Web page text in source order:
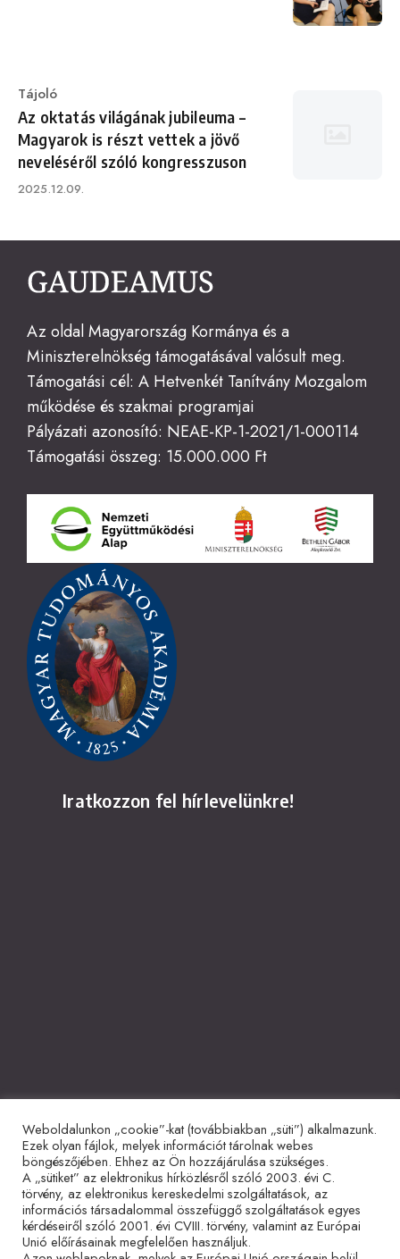
Category
Tájoló
Az oktatás világának jubileuma –
Magyarok is részt vettek a jövő
neveléséről szóló kongresszuson
Published
2025.12.09.
Az oldal Magyarország Kormánya és a
Miniszterelnökség támogatásával valósult meg.
Támogatási cél: A Hetvenkét Tanítvány Mozgalom
működése és szakmai programjai
Pályázati azonosító: NEAE-KP-1-2021/1-000114
Támogatási összeg: 15.000.000 Ft
Iratkozzon fel hírlevelünkre!
Együttműködő partnerek
Weboldalunkon „cookie”-kat (továbbiakban „süti”) alkalmazunk.
Ezek olyan fájlok, melyek információt tárolnak webes
böngészőjében. Ehhez az Ön hozzájárulása szükséges.
A „sütiket” az elektronikus hírközlésről szóló 2003. évi C.
törvény, az elektronikus kereskedelmi szolgáltatások, az
információs társadalommal összefüggő szolgáltatások egyes
kérdéseiről szóló 2001. évi CVIII. törvény, valamint az Európai
Unió előírásainak megfelelően használjuk.